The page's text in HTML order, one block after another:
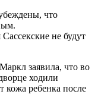
что
не будут
заявила, что во
ходили
кожа ребенка после